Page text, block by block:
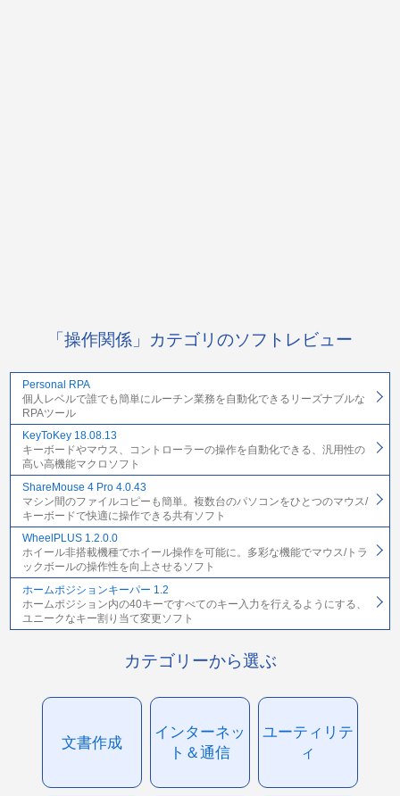
「操作関係」カテゴリのソフトレビュー
Personal RPA
個人レベルで誰でも簡単にルーチン業務を自動化できるリーズナブルな
RPAツール
KeyToKey 18.08.13
キーボードやマウス、コントローラーの操作を自動化できる、汎用性の
高い高機能マクロソフト
ShareMouse 4 Pro 4.0.43
マシン間のファイルコピーも簡単。複数台のパソコンをひとつのマウス/
キーボードで快適に操作できる共有ソフト
WheelPLUS 1.2.0.0
ホイール非搭載機種でホイール操作を可能に。多彩な機能でマウス/トラ
ックボールの操作性を向上させるソフト
ホームポジションキーパー 1.2
ホームポジション内の40キーですべてのキー入力を行えるようにする、
ユニークなキー割り当て変更ソフト
カテゴリーから選ぶ
文書作成
インターネッ
ト＆通信
ユーティリテ
ィ